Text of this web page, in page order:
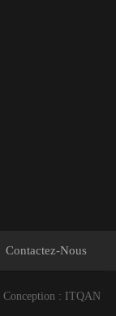
Contactez-Nous
Conception : ITQAN